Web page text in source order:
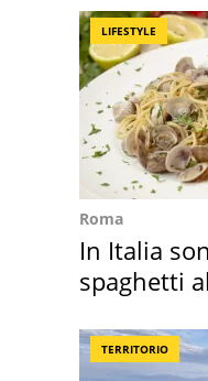
LIFESTYLE
Roma
In Italia
spaghetti
TERRITORIO